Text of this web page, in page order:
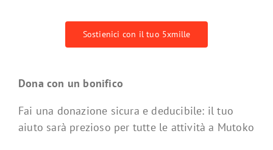
Sostienici con il tuo 5xmille
Dona con un bonifico
Fai una donazione sicura e deducibile: il tuo
aiuto sarà prezioso per tutte le attività a Mutoko